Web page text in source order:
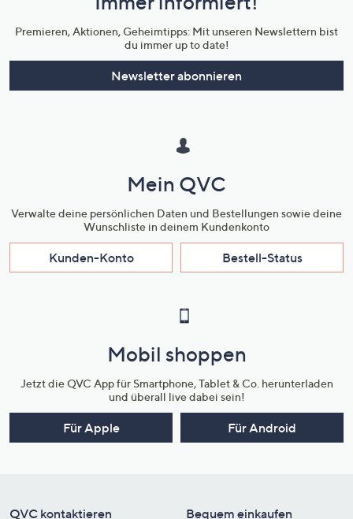
Unternehmensinformationen
Premieren, Aktionen, Geheimtipps: Mit unseren Newslettern bist
du immer up to date!
Newsletter abonnieren
Mein QVC
Verwalte deine persönlichen Daten und Bestellungen sowie deine
Wunschliste in deinem Kundenkonto
Kunden-Konto Bestell-Status
Mobil shoppen
Jetzt die QVC App für Smartphone, Tablet & Co. herunterladen
und überall live dabei sein!
Für Apple Für Android
QVC kontaktieren Bequem einkaufen